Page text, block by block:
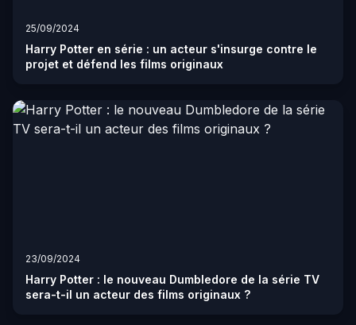
25/09/2024
Harry Potter en série : un acteur s'insurge contre le
projet et défend les films originaux
23/09/2024
Harry Potter : le nouveau Dumbledore de la série TV
sera-t-il un acteur des films originaux ?